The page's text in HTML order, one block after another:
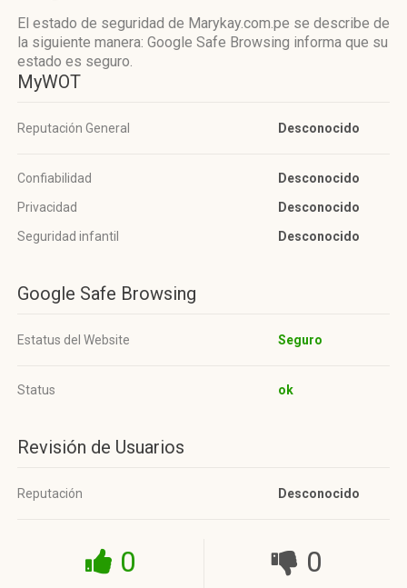
El estado de seguridad de Marykay.com.pe se describe de
la siguiente manera: Google Safe Browsing informa que su
estado es seguro.
MyWOT
Reputación General Desconocido
Confiabilidad
Desconocido
Privacidad
Desconocido
Seguridad infantil
Desconocido
Google Safe Browsing
Estatus del Website Seguro
Status ok
Revisión de Usuarios
Reputación Desconocido
0 0